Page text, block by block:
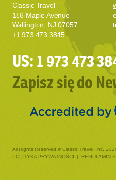
Classic Travel
186 Maple Avenue
Wallington, NJ 07057
+1 973 473 3845
US: 1 973 473
Zapisz się do
All Rights Reserved © Classic Travel, Inc.
POLITYKA PRYWATNOŚCI
| REGULAMIN